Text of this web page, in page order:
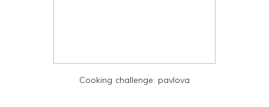
Cooking challenge: pavlova